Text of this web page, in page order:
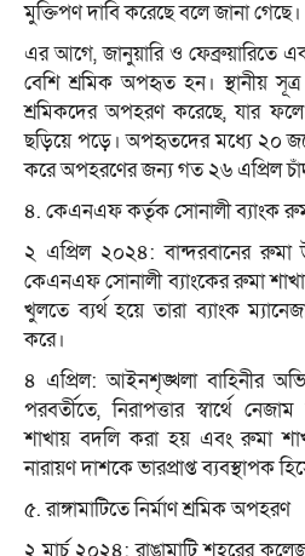
মুক্তিপণ দাবি করেছে বলে জানা গেছে।
এর আগে, জানুয়ারি ও
বেশি শ্রমিক অপহৃত হন। স্থানীয় সূত্র
শ্রমিকদের অপহরণ করেছে, যার
ছড়িয়ে পড়ে। অপহৃতদের মধ্যে ২০
করে অপহরণের জন্য গত ২৬ এপ্রিল
৪. কেএনএফ কর্তৃক সোনালী ব্যাংক
২ এপ্রিল ২০২৪: বান্দরবানের রুমা
কেএনএফ সোনালী ব্যাংকের রুমা
খুলতে ব্যর্থ হয়ে তারা ব্যাংক
করে।
৪ এপ্রিল: আইনশৃঙ্খলা বাহিনীর
পরবর্তীতে, নিরাপত্তার স্বার্থে
শাখায় বদলি করা হয় এবং রুমা
নারায়ণ দাশকে ভারপ্রাপ্ত ব্যবস্থাপক
৫. রাঙ্গামাটিতে নির্মাণ শ্রমিক অপহরণ